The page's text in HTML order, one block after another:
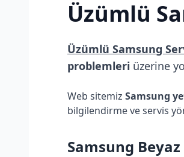
Üzümlü
Üzümlü Samsung
problemleri üzerine
Web sitemiz Samsung
bilgilendirme ve servis
Samsung